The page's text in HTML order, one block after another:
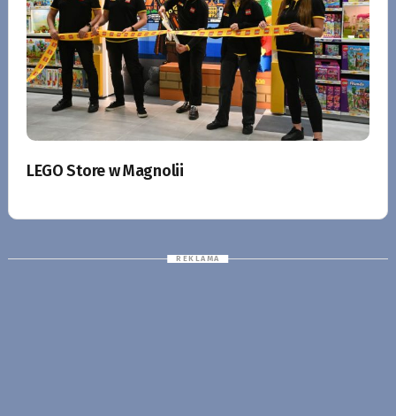
LEGO Store w Magnolii